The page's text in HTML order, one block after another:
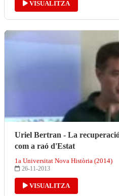
VISUALITZA
Uriel Bertran - La
com a raó d'Estat
1a Universitat Nova Història (2014)
26-11-2013
VISUALITZA